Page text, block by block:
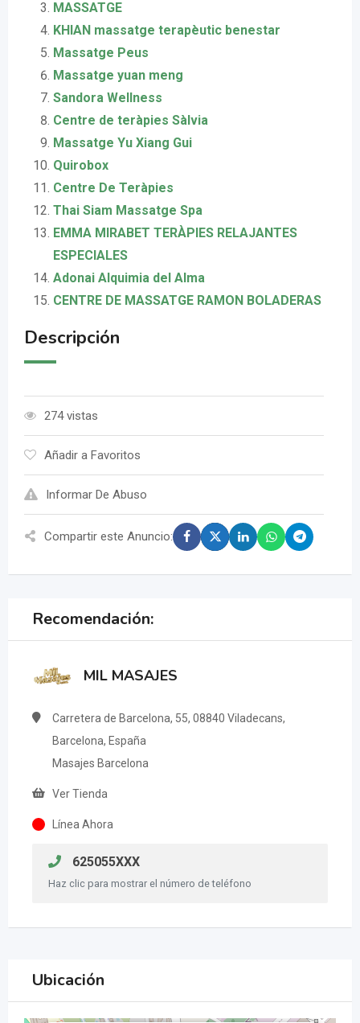
MASSATGE
KHIAN massatge terapèutic benestar
Massatge Peus
Massatge yuan meng
Sandora Wellness
Centre de teràpies Sàlvia
Massatge Yu Xiang Gui
Quirobox
Centre De Teràpies
Thai Siam Massatge Spa
EMMA MIRABET TERÀPIES RELAJANTES
ESPECIALES
Adonai Alquimia del Alma
CENTRE DE MASSATGE RAMON BOLADERAS
Descripción
274 vistas
Añadir a Favoritos
Informar De Abuso
Compartir este Anuncio:
Recomendación:
MIL MASAJES
Carretera de Barcelona, 55, 08840 Viladecans,
Barcelona, España
Masajes Barcelona
Ver Tienda
Línea Ahora
625055XXX
Haz clic para mostrar el número de teléfono
Ubicación